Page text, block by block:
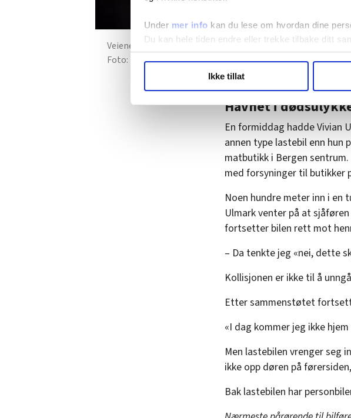
Under mer info kan du lese om hvordan dine
Du kan hele tiden endre eller trekke tilbake ditt
hvordan våre nettsider blir brukt slik at vi tilby
annonsering. Disse er angitt i oversikten lengre
Ikke tillat
Veiene på Vestlandet er smale og svingete. I lang tid kjørte
Sissel M. Rasmussen
Havnet i
En formiddag hadde Vivian
annen type lastebil enn hun
matbutikk i Bergen
med forsyninger til butikker
Noen hundre meter inn i en
Ulmark venter på at
fortsetter bilen rett mot
– Da tenkte jeg «nei, dette
Kollisjonen er ikke til å
Etter sammenstøtet
«I dag kommer jeg ikke
Men lastebilen vrenger seg
ikke opp døren på
Bak lastebilen har